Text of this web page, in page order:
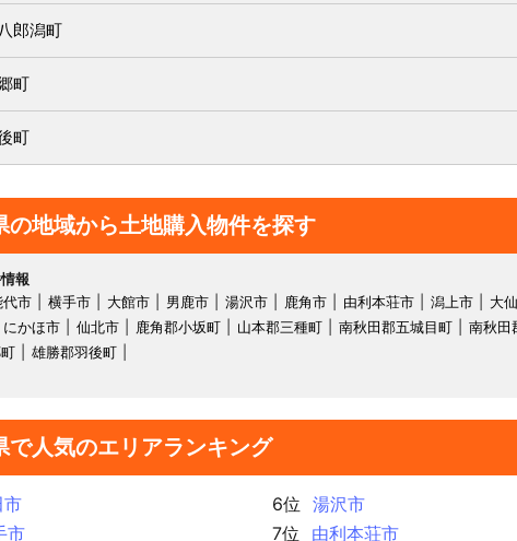
郎潟町
町
町
の地域から土地購入物件を探す
報
代市 横手市 大館市 男鹿市 湯沢市 鹿角市 由利本荘市 潟上市
大
にかほ市 仙北市 鹿角郡小坂町 山本郡三種町 南秋田郡五城目町
南秋田
雄勝郡羽後町
で人気のエリアランキング
市
市
6位
湯沢市
7位
由利本荘市